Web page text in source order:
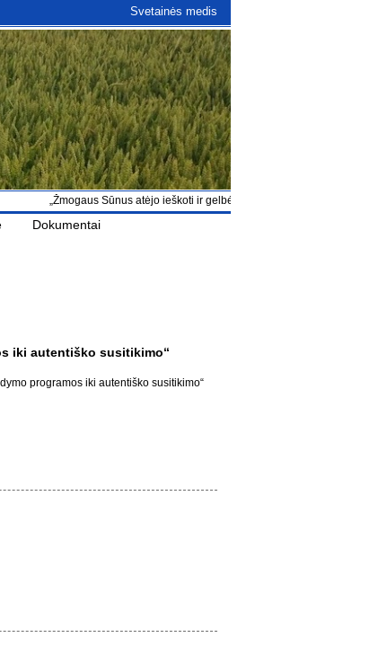
Svetainės medis
„Žmogaus Sūnus atėjo ieškoti ir gelbėti, kas buvo pražuvę“ Lk 19, 10
Dokumentai
iki autentiško susitikimo“
programos iki autentiško susitikimo“